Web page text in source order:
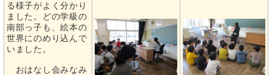
る様子がよく分かり
ました。どの学級の
南部っ子も、絵本の
世界にのめり込んで
いました。
おはなし会みなみ